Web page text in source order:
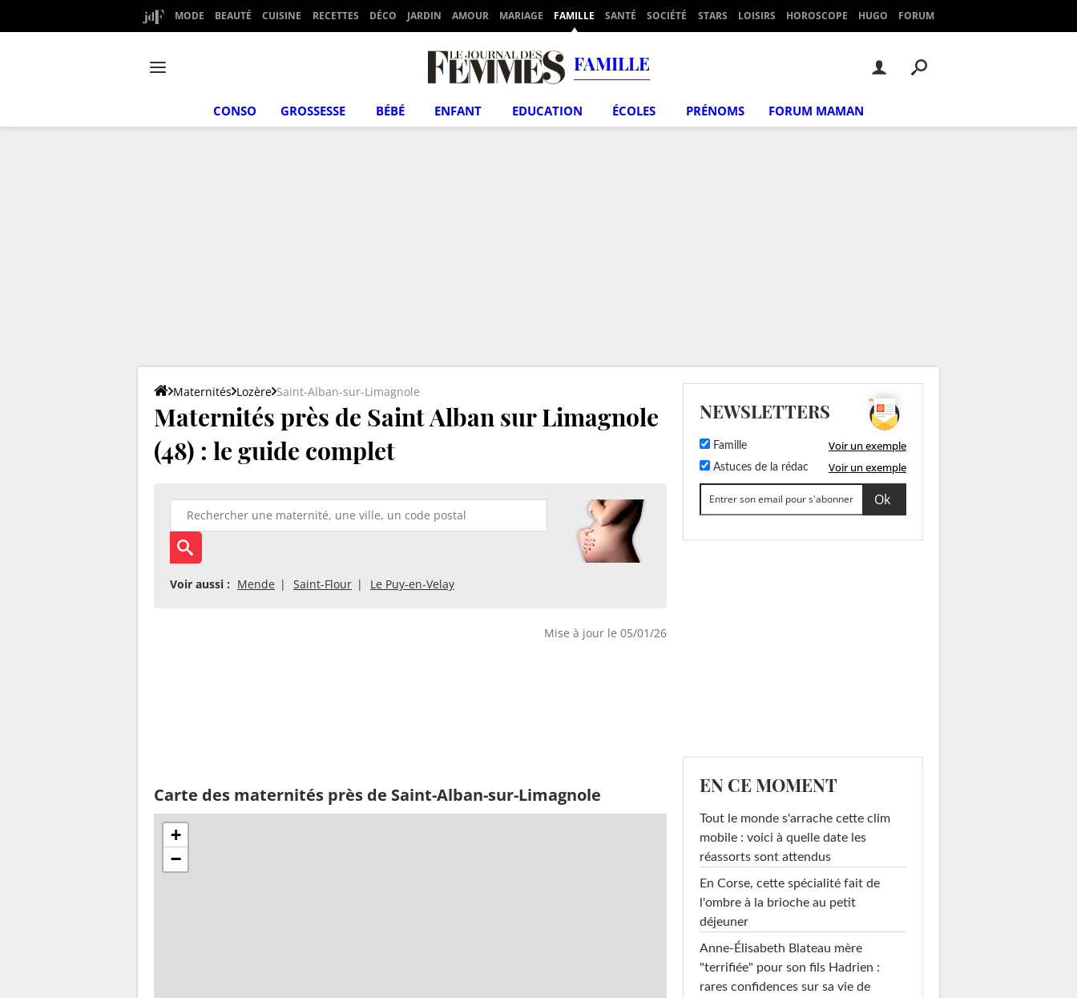
MODE BEAUTÉ CUISINE RECETTES DÉCO JARDIN AMOUR MARIAGE FAMILLE SANTÉ SOCIÉTÉ STARS LOISIRS HOROSCOPE HUGO FORUM
FAMILLE
CONSO GROSSESSE BÉBÉ ENFANT EDUCATION ÉCOLES PRÉNOMS FORUM MAMAN
Maternités Lozère Saint-Alban-sur-Limagnole
Maternités près de Saint Alban sur Limagnole
(48) : le guide complet
Voir aussi : Mende Saint-Flour Le Puy-en-Velay
Mise à jour le 05/01/26
Carte des maternités près de Saint-Alban-sur-Limagnole
+
−
NEWSLETTERS
Famille Voir un exemple
Astuces de la rédac Voir un exemple
EN CE MOMENT
Tout le monde s'arrache cette clim
mobile : voici à quelle date les
réassorts sont attendus
En Corse, cette spécialité fait de
l'ombre à la brioche au petit
déjeuner
Anne-Élisabeth Blateau mère
"terrifiée" pour son fils Hadrien :
rares confidences sur sa vie de